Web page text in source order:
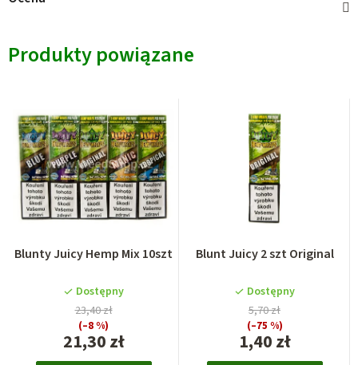
Produkty powiązane
Blunty Juicy Hemp Mix 10szt
Dostępny
21,30 zł
23,40 zł
(–8 %)
Blunt Juicy 2 szt Original
Dostępny
1,40 zł
5,70 zł
(–75 %)